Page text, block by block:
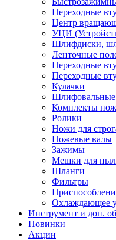
Переходные
Центр
УЦИ
Шлифдиски,
Ленточные
Переходные
Переходные
Кулачки
Шлифовальные
Комплекты
Ролики
Ножи для
Ножевые валы
Зажимы
Мешки для
Шланги
Фильтры
Охлаждающее
Инструмент и доп.
Новинки
Акции